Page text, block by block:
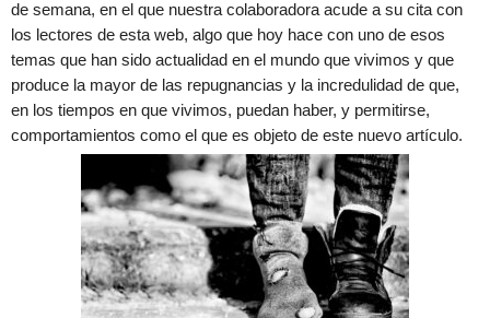
de semana, en el que nuestra colaboradora acude a su cita con
los lectores de esta web, algo que hoy hace con uno de esos
temas que han sido actualidad en el mundo que vivimos y que
produce la mayor de las repugnancias y la incredulidad de que,
en los tiempos en que vivimos, puedan haber, y permitirse,
comportamientos como el que es objeto de este nuevo artículo.